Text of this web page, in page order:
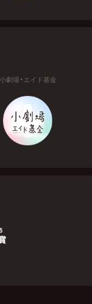
小劇場・エイド基金